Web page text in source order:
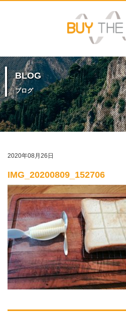
BLOG
ブログ
2020年08月26日
IMG_20200809_152706